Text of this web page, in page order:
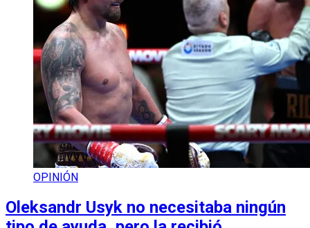
OPINIÓN
Oleksandr Usyk no necesitaba ningún